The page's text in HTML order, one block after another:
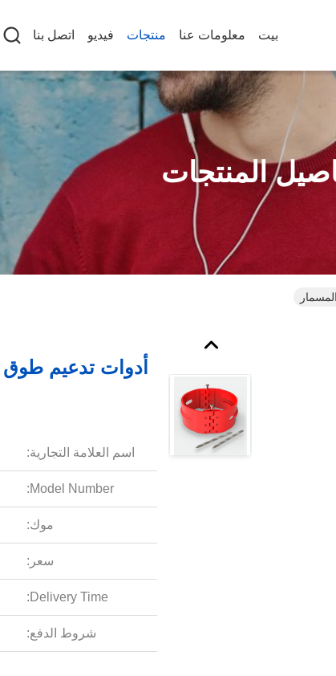
بيت معلومات عنا منتجات فيديو اتصل بنا
المنتجات
اسم العلامة التجارية:
Model Number:
موك:
سعر:
Delivery Time:
شروط الدفع: